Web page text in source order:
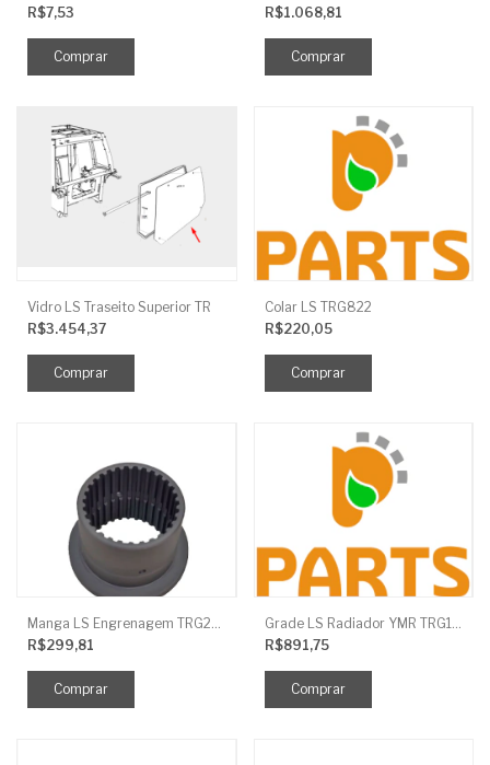
R$7,53
R$1.068,81
Vidro LS Traseito Superior TR
R$3.454,37
Colar LS TRG822
R$220,05
R$299,81
R$891,75